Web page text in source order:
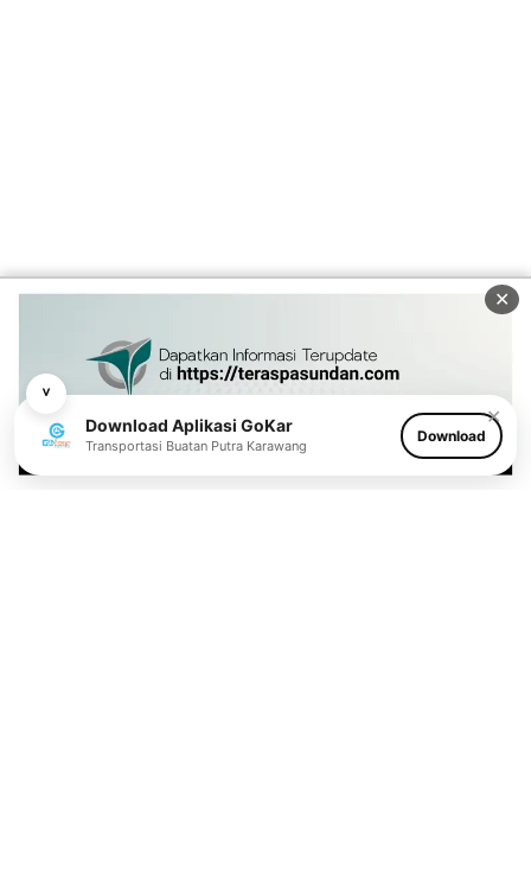
˅
✕
Download Aplikasi GoKar
Transportasi Buatan Putra Karawang
Download
✕